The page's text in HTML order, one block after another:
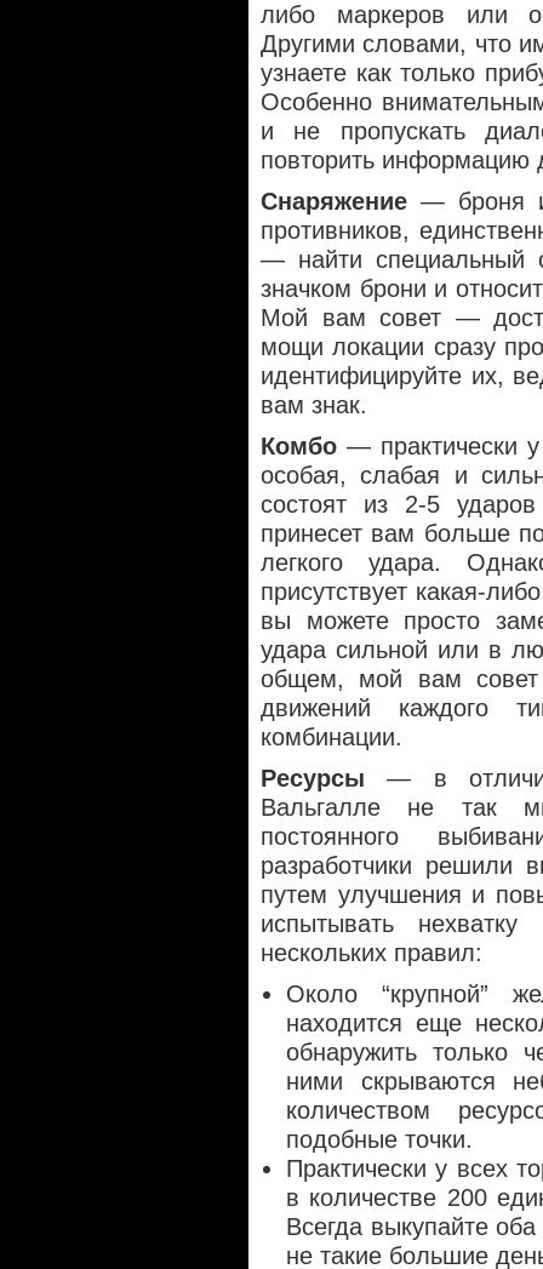
либо маркеров или
Другими словами, что
узнаете как только
Особенно
и не пропускать
повторить информацию
Снаряжение — броня
противников,
— найти специальный
значком брони и
Мой вам совет —
мощи локации сразу
идентифицируйте их,
вам знак.
Комбо — практически у
особая, слабая и
состоят из 2-5
принесет вам больше
легкого удара.
присутствует какая-
вы можете просто
удара сильной или в
общем, мой вам совет
движений каждого
комбинации.
Ресурсы — в
Вальгалле не так
постоянного
разработчики решили
путем улучшения и
испытывать нехватку
нескольких правил:
Около “крупной”
находится еще
обнаружить только
ними скрываются
количеством
подобные точки.
Практически у всех
в количестве 200
Всегда выкупайте
не такие большие